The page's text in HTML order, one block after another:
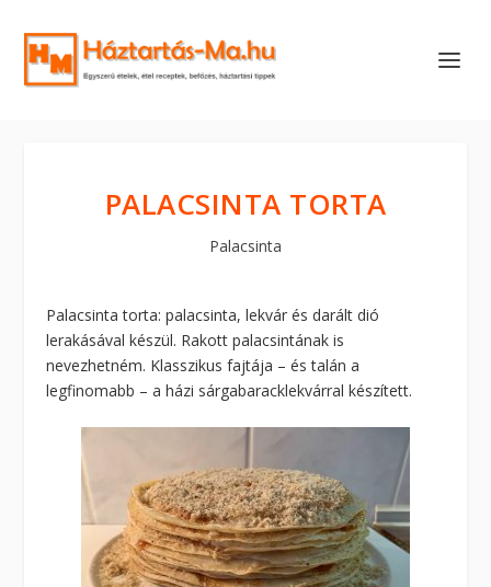
PALACSINTA TORTA
Palacsinta
Palacsinta torta: palacsinta, lekvár és darált dió
lerakásával készül. Rakott palacsintának is
nevezhetném. Klasszikus fajtája – és talán a
legfinomabb – a házi sárgabaracklekvárral készített.